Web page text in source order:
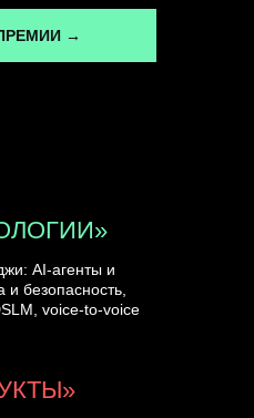
AI-агенты и
и безопасность,
voice-to-voice
→